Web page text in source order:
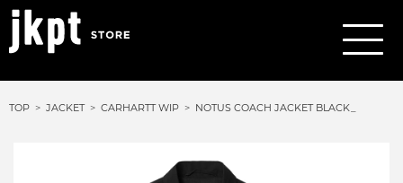
TOP JACKET CARHARTT WIP NOTUS COACH JACKET BLACK_